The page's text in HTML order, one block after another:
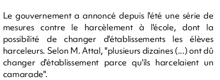
Le gouvernement a annoncé depuis l'été une série de
mesures contre le harcèlement à l'école, dont la
possibilité de changer d'établissements les élèves
harceleurs. Selon M. Attal, "plusieurs dizaines (...) ont dû
changer d'établissement parce qu'ils harcelaient un
camarade".